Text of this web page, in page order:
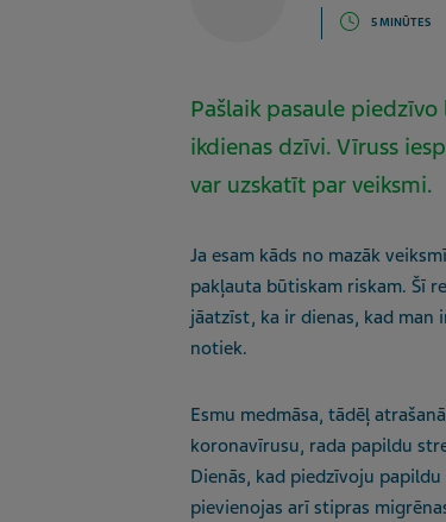
5 MINŪTES
Pašlaik pasaule
ikdienas dzīvi. Vīruss
var uzskatīt par veiksmi.
Ja esam kāds no mazāk
pakļauta būtiskam riskam. Šī
jāatzīst, ka ir dienas, kad
notiek.
Esmu medmāsa, tādēļ
koronavīrusu, rada papildu
Dienās, kad piedzīvoju
pievienojas arī stipras